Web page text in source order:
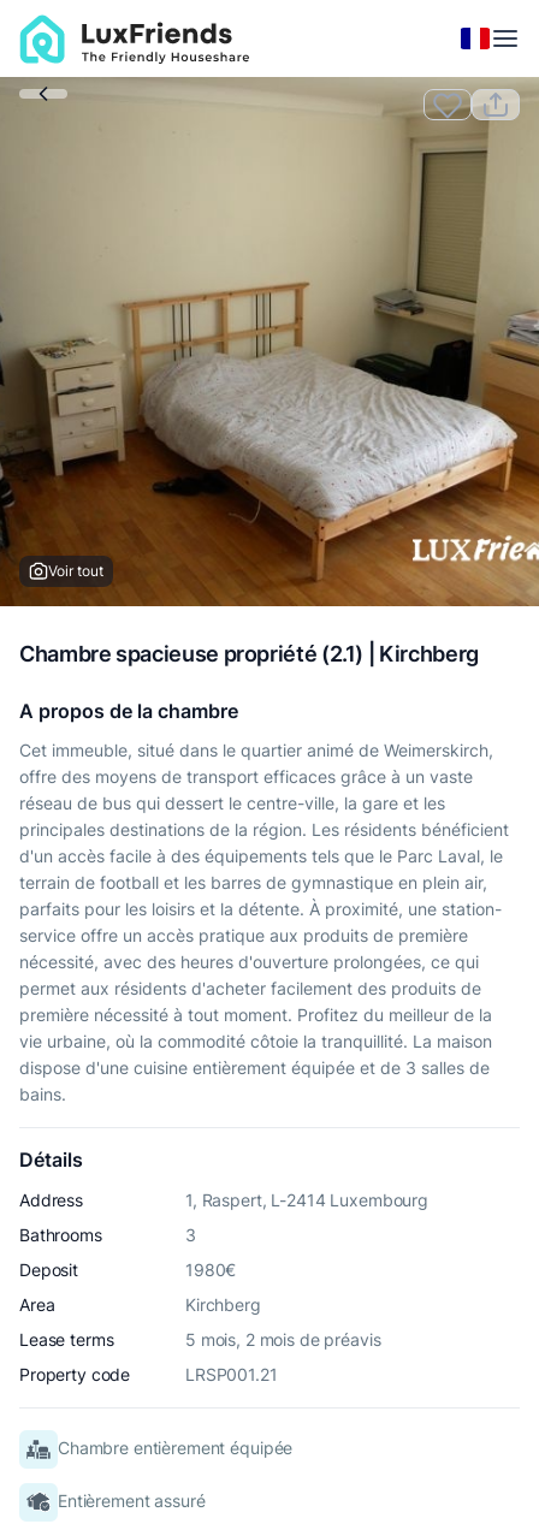
Voir tout
Chambre spacieuse propriété (2.1) | Kirchberg
A propos de la chambre
Cet immeuble, situé dans le quartier animé de Weimerskirch,
offre des moyens de transport efficaces grâce à un vaste
réseau de bus qui dessert le centre-ville, la gare et les
principales destinations de la région. Les résidents bénéficient
d'un accès facile à des équipements tels que le Parc Laval, le
terrain de football et les barres de gymnastique en plein air,
parfaits pour les loisirs et la détente. À proximité, une station-
service offre un accès pratique aux produits de première
nécessité, avec des heures d'ouverture prolongées, ce qui
permet aux résidents d'acheter facilement des produits de
première nécessité à tout moment. Profitez du meilleur de la
vie urbaine, où la commodité côtoie la tranquillité. La maison
dispose d'une cuisine entièrement équipée et de 3 salles de
bains.
Détails
Address
1, Raspert, L-2414 Luxembourg
Bathrooms
3
Deposit
1980€
Area
Kirchberg
Lease terms
5 mois, 2 mois de préavis
Property code
LRSP001.21
Chambre entièrement équipée
Entièrement assuré